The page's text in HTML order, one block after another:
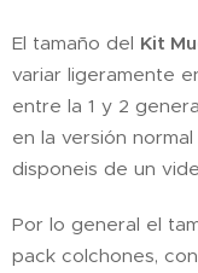
El tamaño del Kit
variar ligeramente
entre la 1 y 2
en la versión
disponeis de un
Por lo general el
pack colchones,